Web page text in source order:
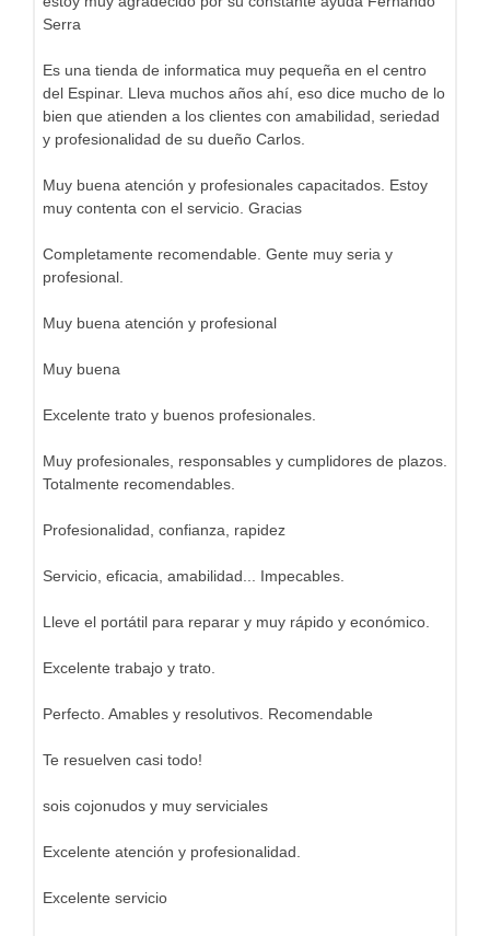
Serra
Es una tienda de informatica muy pequeña en el centro
del Espinar. Lleva muchos años ahí, eso dice mucho de lo
bien que atienden a los clientes con amabilidad, seriedad
y profesionalidad de su dueño Carlos.
Muy buena atención y profesionales capacitados. Estoy
muy contenta con el servicio. Gracias
Completamente recomendable. Gente muy seria y
profesional.
Muy buena atención y profesional
Muy buena
Excelente trato y buenos profesionales.
Muy profesionales, responsables y cumplidores de plazos.
Totalmente recomendables.
Profesionalidad, confianza, rapidez
Servicio, eficacia, amabilidad... Impecables.
Lleve el portátil para reparar y muy rápido y económico.
Excelente trabajo y trato.
Perfecto. Amables y resolutivos. Recomendable
Te resuelven casi todo!
sois cojonudos y muy serviciales
Excelente atención y profesionalidad.
Excelente servicio